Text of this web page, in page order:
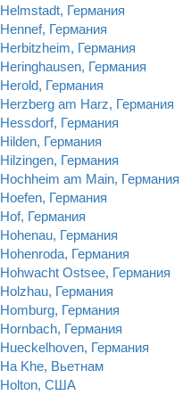
Helmstadt, Германия
Hennef, Германия
Herbitzheim, Германия
Heringhausen, Германия
Herold, Германия
Herzberg am Harz, Германия
Hessdorf, Германия
Hilden, Германия
Hilzingen, Германия
Hochheim am Main, Германия
Hoefen, Германия
Hof, Германия
Hohenau, Германия
Hohenroda, Германия
Hohwacht Ostsee, Германия
Holzhau, Германия
Homburg, Германия
Hornbach, Германия
Hueckelhoven, Германия
Ha Khe, Вьетнам
Holton, США